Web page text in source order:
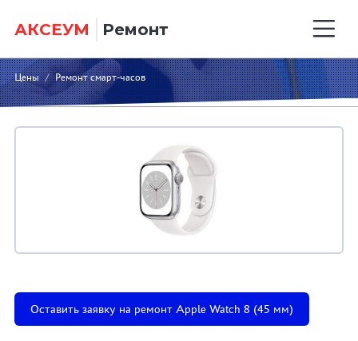
АКСЕУМ Ремонт
Цены / Ремонт смарт-часов
Оставить заявку на ремонт Apple Watch 8 (45 мм)